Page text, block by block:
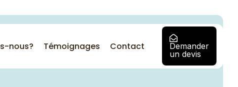
nous? Témoignages Contact
Demander
un devis